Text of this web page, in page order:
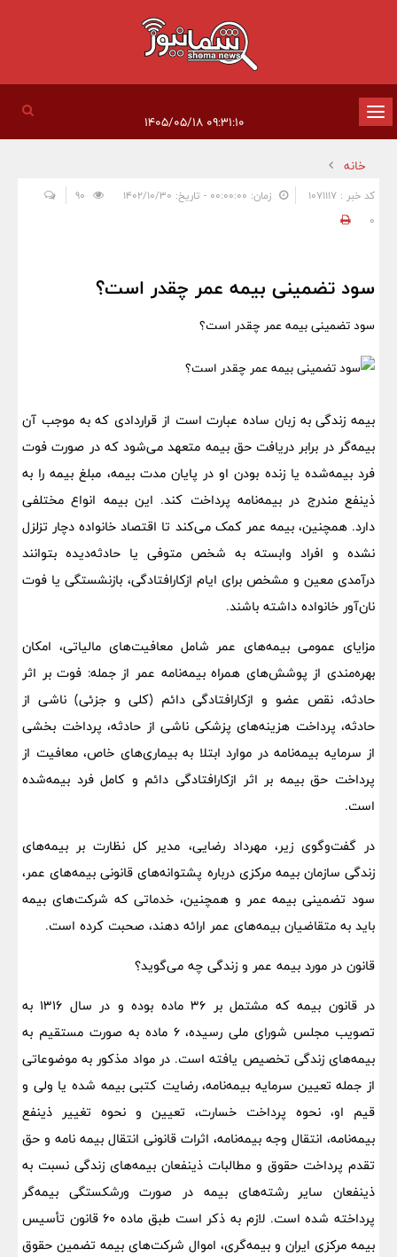
تغییر
وضعیت
ناوبری
خانه
کد خبر : 1071117 زمان: ۰۰:۰۰:۰۰ - تاریخ: ۱۴۰۲/۱۰/۳۰
0
سود تضمینی بیمه عمر چقدر است؟
سود تضمینی بیمه عمر چقدر است؟
بیمه زندگی به زبان ساده عبارت است از قراردادی که به موجب آن
بیمه‌گر در برابر دریافت حق بیمه متعهد می‌شود که در صورت فوت
فرد بیمه‌شده یا زنده بودن او در پایان مدت بیمه، مبلغ بیمه را به
ذینفع مندرج در بیمه‌نامه پرداخت کند. این بیمه انواع مختلفی
دارد. همچنین، بیمه عمر کمک می‌کند تا ‌اقتصاد خانواده دچار تزلزل
نشده و افراد وابسته ‌به‌ شخص‌ متوفی یا حادثه‌دیده ‌بتوانند
درآمدی‌ معین ‌و مشخص‌ برای‌ ایام‌ ازکارافتادگی‌، بازنشستگی یا فوت‌
نان‌آور خانواده داشته باشند.
مزایای عمومی بیمه‌های عمر شامل معافیت‌های مالیاتی، امکان
بهره‌مندی از پوشش‌های همراه بیمه‌نامه عمر از جمله: فوت بر اثر
حادثه، نقص عضو و ازکارافتادگی دائم (کلی و جزئی) ناشی از
حادثه، پرداخت هزینه‌های پزشکی ناشی از حادثه، پرداخت بخشی
از سرمایه بیمه‌نامه در موارد ابتلا به بیماری‌های خاص، معافیت از
پرداخت حق بیمه بر اثر ازکارافتادگی دائم و کامل فرد بیمه‌شده
است.
در گفت‌وگوی زیر، مهرداد رضایی، مدیر کل نظارت بر بیمه‌های
زندگی سازمان بیمه مرکزی درباره پشتوانه‌های قانونی بیمه‌های عمر،
سود تضمینی بیمه عمر و همچنین، خدماتی که شرکت‌های بیمه
باید به متقاضیان بیمه‌های عمر ارائه دهند، صحبت کرده است.
قانون در مورد بیمه عمر و زندگی چه می‌گوید؟
در قانون بیمه که مشتمل بر ۳۶ ماده بوده و در سال ۱۳۱۶ به
تصویب مجلس شورای ملی رسیده، ۶ ماده به صورت مستقیم به
بیمه‌های زندگی تخصیص یافته است. در مواد مذکور به موضوعاتی
از جمله تعیین سرمایه بیمه‌نامه، رضایت کتبی بیمه شده یا ولی و
قیم او، نحوه پرداخت خسارت، تعیین و نحوه تغییر ذینفع
بیمه‌نامه، انتقال وجه بیمه‌نامه، اثرات قانونی انتقال بیمه نامه و حق
تقدم پرداخت حقوق و مطالبات ذینفعان بیمه‌های زندگی نسبت به
ذینفعان سایر رشته‌های بیمه در صورت ورشکستگی بیمه‌گر
پرداخته شده است. لازم به ذکر است طبق ماده ۶۰ قانون تأسیس
بیمه مرکزی ایران و بیمه‌گری، اموال شرکت‌های بیمه تضمین حقوق